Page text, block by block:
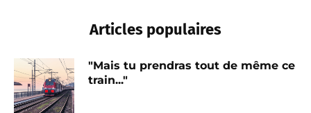
Articles populaires
"Mais tu prendras tout de même ce
train..."